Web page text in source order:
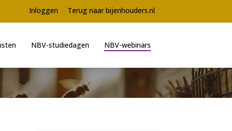
NBV-studiedagen NBV-webinars
Meta
navigation
Inloggen Terug naar bijenhouders.nl